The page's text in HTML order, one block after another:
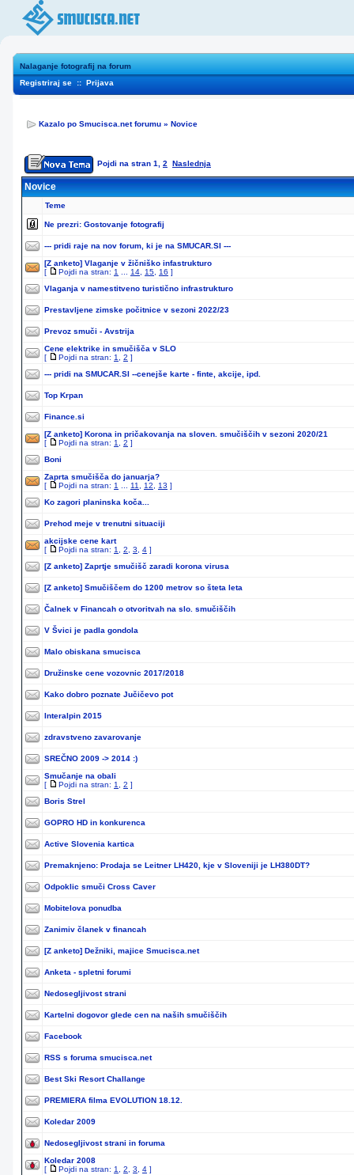
Nalaganje fotografij na forum
Registriraj se :: Prijava
Kazalo po Smucisca.net forumu » Novice
Pojdi na stran 1 2 Naslednja
Novice
Teme
Ne prezri: Gostovanje fotografij
--- pridi raje na nov forum, ki je na SMUCAR.SI ---
[Z anketo] Vlaganje v žičniško infastrukturo
[
Pojdi na stran: 1 14 15 16 ]
Vlaganja v namestitveno turistično infrastrukturo
Prestavljene zimske počitnice v sezoni 2022/23
Prevoz smuči - Avstrija
Cene elektrike in smučišča v SLO
[
Pojdi na stran: 1 2 ]
--- pridi na SMUCAR.SI --cenejše karte - finte, akcije, ipd.
Top Krpan
Finance.si
[Z anketo] Korona in pričakovanja na sloven. smučiščih v sezoni 2020/21
[
Pojdi na stran: 1 2 ]
Boni
Zaprta smučišča do januarja?
[
Pojdi na stran: 1 11 12 13 ]
Ko zagori planinska koča...
Prehod meje v trenutni situaciji
akcijske cene kart
[
Pojdi na stran: 1 2 3 4 ]
[Z anketo] Zaprtje smučišč zaradi korona virusa
[Z anketo] Smučiščem do 1200 metrov so šteta leta
Čalnek v Financah o otvoritvah na slo. smučiščih
V Švici je padla gondola
Malo obiskana smucisca
Družinske cene vozovnic 2017/2018
Kako dobro poznate Jučičevo pot
Interalpin 2015
zdravstveno zavarovanje
SREČNO 2009 -> 2014 :)
Smučanje na obali
[
Pojdi na stran: 1 2 ]
Boris Strel
GOPRO HD in konkurenca
Active Slovenia kartica
Premaknjeno: Prodaja se Leitner LH420, kje v Sloveniji je LH380DT?
Odpoklic smuči Cross Caver
Mobitelova ponudba
Zanimiv članek v financah
[Z anketo] Dežniki, majice Smucisca.net
Anketa - spletni forumi
Nedosegljivost strani
Kartelni dogovor glede cen na naših smučiščih
Facebook
RSS s foruma smucisca.net
Best Ski Resort Challange
PREMIERA filma EVOLUTION 18.12.
Koledar 2009
Nedosegljivost strani in foruma
Koledar 2008
[
Pojdi na stran: 1 2 3 4 ]